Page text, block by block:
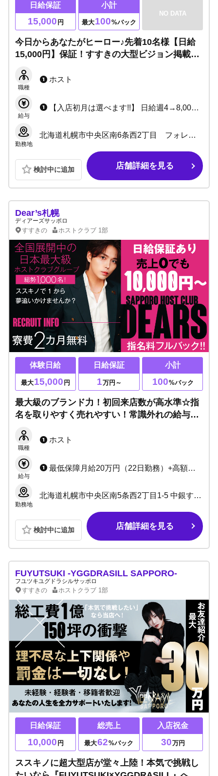
日給保証
15,000 円
小計
最大100%バック
NO DATA
今日からあなたがヒーロー♪先着10名様【日給
15,000円】保証！すすきの大型ビジョン掲載制
り・ペナルティなし◎選べる出勤制で終電上が
りもOK！
職種
ホスト
給与
【入店初月は選べます!!】 日給週4→8,000円 週5→9,000円 週6→10,000円 or 小計100%バック+各種賞金+皆勤賞
勤務地
北海道札幌市中央区南6条西2丁目 フォレストビル6階
検討中に追加 店舗詳細を見る
Dear’s札幌
ディアーズサッポロ
すすきの ホストクラブ 1部
体験日給
最大15,000 円
日給保証
1万円～
小計
100%バック
最大級のブランド力！初回来店数が高水準☆指
名を取りやすく売れやすい！常識外れの給与シ
限サポート！
職種
ホスト
給与
最低保障月給20万円（22日勤務）+高額売上バック 本指名、場内指名、同伴料全額バック ※レギュラー月26日勤務 シフトスタッフ完全自由出勤
勤務地
北海道札幌市中央区南5条西2丁目1-5 中銀すすきのソシアルビル 7F
検討中に追加 店舗詳細を見る
FUYUTSUKI -YGGDRASILL SAPPORO-
フユツキユグドラシルサッポロ
すすきの ホストクラブ 1部
日給保証
10,000 円
総売上
最大62%バック
入店祝金
30万円
ススキノに超大型店が堂々上陸！本気で挑戦し